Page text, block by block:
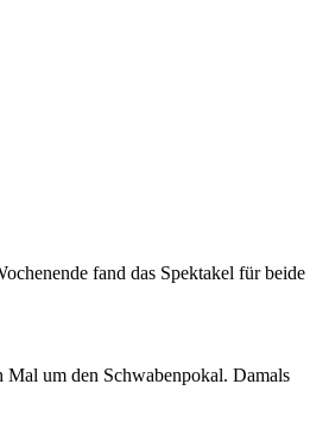
fand das Spektakel für beide
um den Schwabenpokal. Damals